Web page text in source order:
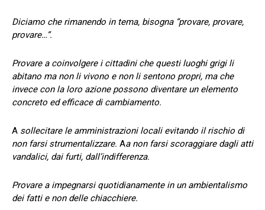
Diciamo che rimanendo in tema, bisogna “provare, provare,
provare…”.
Provare a coinvolgere i cittadini che questi luoghi grigi li
abitano ma non li vivono e non li sentono propri, ma che
invece con la loro azione possono diventare un elemento
concreto ed efficace di cambiamento.
A sollecitare le amministrazioni locali evitando il rischio di
non farsi strumentalizzare. Aa non farsi scoraggiare dagli atti
vandalici, dai furti, dall’indifferenza.
Provare a impegnarsi quotidianamente in un ambientalismo
dei fatti e non delle chiacchiere.